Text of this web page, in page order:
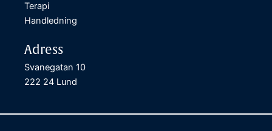
Terapi
Handledning
Adress
Svanegatan 10
222 24 Lund